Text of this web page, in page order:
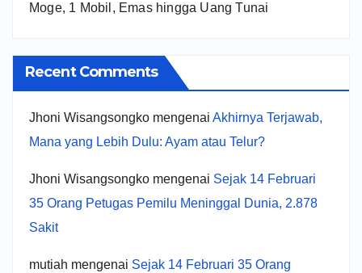
Moge, 1 Mobil, Emas hingga Uang Tunai
Recent Comments
Jhoni Wisangsongko mengenai Akhirnya Terjawab,
Mana yang Lebih Dulu: Ayam atau Telur?
Jhoni Wisangsongko mengenai Sejak 14 Februari
35 Orang Petugas Pemilu Meninggal Dunia, 2.878
Sakit
mutiah mengenai Sejak 14 Februari 35 Orang